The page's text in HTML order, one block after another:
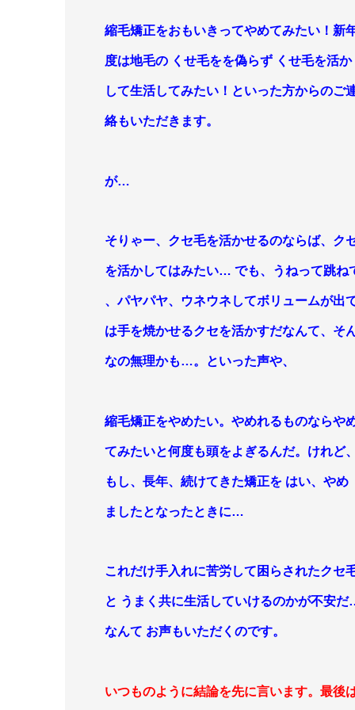
縮毛矯正をおもいきってやめてみたい！新
度は地毛の くせ毛をを偽らず くせ毛を活か
して生活してみたい！といった方からのご
絡もいただきます。
が…
そりゃー、クセ毛を活かせるのならば、ク
を活かしてはみたい… でも、うねって跳ね
、パヤパヤ、ウネウネしてボリュームが出
は手を焼かせるクセを活かすだなんて、そ
なの無理かも…。といった声や、
縮毛矯正をやめたい。やめれるものならや
てみたいと何度も頭をよぎるんだ。けれど、
もし、長年、続けてきた矯正を はい、やめ
ましたとなったときに…
これだけ手入れに苦労して困らされたクセ
と うまく共に生活していけるのかが不安だ
なんて お声もいただくのです。
いつものように結論を先に言います。最後